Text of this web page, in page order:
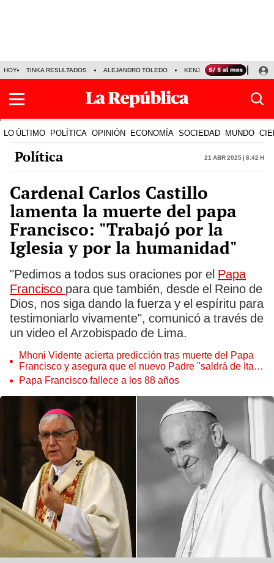
HOY TINKA RESULTADOS ALEJANDRO TOLEDO KENJI FUJIMORI
LO ÚLTIMO POLÍTICA OPINIÓN ECONOMÍA SOCIEDAD MUNDO
Política 21 Abr 2025 | 8:42 h
Cardenal Carlos Castillo
lamenta la muerte del papa
Francisco: "Trabajó por la
Iglesia y por la humanidad"
"Pedimos a todos sus oraciones por el Papa
Francisco para que también, desde el Reino de
Dios, nos siga dando la fuerza y el espíritu para
testimoniarlo vivamente", comunicó a través de
un video el Arzobispado de Lima.
Mhoni Vidente acierta predicción tras muerte del Papa
Francisco y asegura que el nuevo Padre "saldrá de Italia
o de México"
Papa Francisco fallece a los 88 años